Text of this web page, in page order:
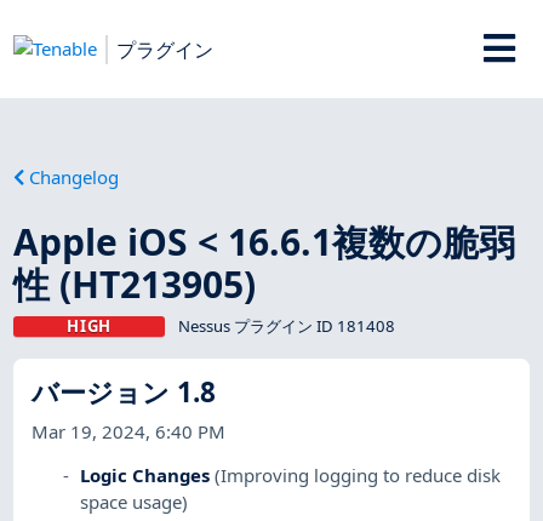
プラグイン
Changelog
Apple iOS < 16.6.1複数の脆弱
性 (HT213905)
HIGH Nessus プラグイン ID 181408
バージョン 1.8
Mar 19, 2024, 6:40 PM
Logic Changes (Improving logging to reduce disk
space usage)